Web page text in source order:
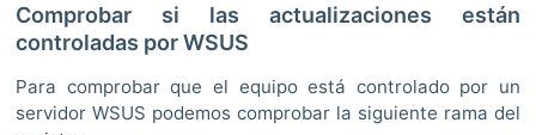
Comprobar si las actualizaciones están
controladas por WSUS
Para comprobar que el equipo está controlado por un
servidor WSUS podemos comprobar la siguiente rama del